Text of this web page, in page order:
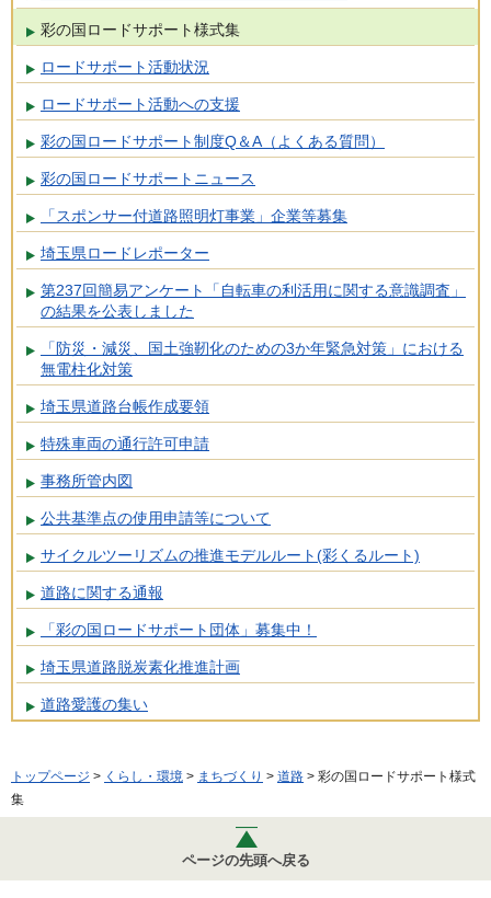
彩の国ロードサポート様式集
ロードサポート活動状況
ロードサポート活動への支援
彩の国ロードサポート制度Q＆A（よくある質問）
彩の国ロードサポートニュース
「スポンサー付道路照明灯事業」企業等募集
埼玉県ロードレポーター
第237回簡易アンケート「自転車の利活用に関する意識調査」
の結果を公表しました
「防災・減災、国土強靭化のための3か年緊急対策」における
無電柱化対策
埼玉県道路台帳作成要領
特殊車両の通行許可申請
事務所管内図
公共基準点の使用申請等について
サイクルツーリズムの推進モデルルート(彩くるルート)
道路に関する通報
「彩の国ロードサポート団体」募集中！
埼玉県道路脱炭素化推進計画
道路愛護の集い
トップページ > くらし・環境 > まちづくり > 道路 > 彩の国ロードサポート様式
集
ページの先頭へ戻る